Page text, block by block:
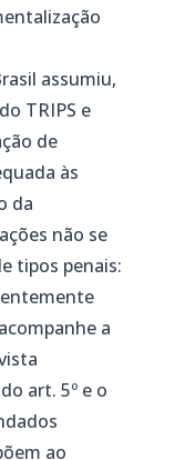
assumiu,
TRIPS e
de
às
da
não se
tipos penais:
a
art. 5º e o
ao